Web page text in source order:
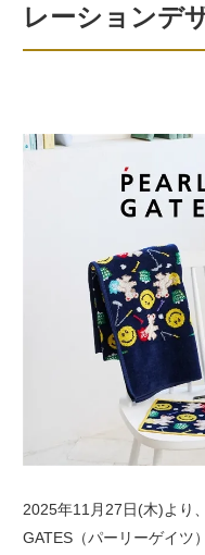
レーションデ
2025年11月27日(木)より
GATES（パーリーゲイツ